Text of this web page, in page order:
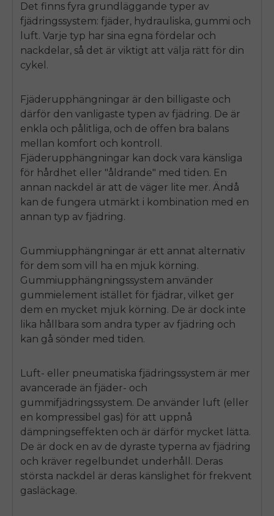
Det finns fyra grundläggande typer av
fjädringssystem: fjäder, hydrauliska, gummi och
luft. Varje typ har sina egna fördelar och
nackdelar, så det är viktigt att välja rätt för din
cykel.
Fjäderupphängningar är den billigaste och
därför den vanligaste typen av fjädring. De är
enkla och pålitliga, och de offen bra balans
mellan komfort och kontroll.
Fjäderupphängningar kan dock vara känsliga
för hårdhet eller "åldrande" med tiden. En
annan nackdel är att de väger lite mer. Ändå
kan de fungera utmärkt i kombination med en
annan typ av fjädring.
Gummiupphängningar är ett annat alternativ
för dem som vill ha en mjuk körning.
Gummiupphängningssystem använder
gummielement istället för fjädrar, vilket ger
dem en mycket mjuk körning. De är dock inte
lika hållbara som andra typer av fjädring och
kan gå sönder med tiden.
Luft- eller pneumatiska fjädringssystem är mer
avancerade än fjäder- och
gummifjädringssystem. De använder luft (eller
en kompressibel gas) för att uppnå
dämpningseffekten och är därför mycket lätta.
De är dock en av de dyraste typerna av fjädring
och kräver regelbundet underhåll. Deras
största nackdel är deras känslighet för frekvent
gasläckage.